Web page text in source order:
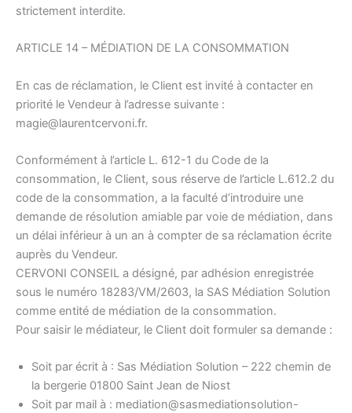
strictement interdite.
ARTICLE 14 – MÉDIATION DE LA CONSOMMATION
En cas de réclamation, le Client est invité à contacter en
priorité le Vendeur à l’adresse suivante :
magie@laurentcervoni.fr.
Conformément à l’article L. 612-1 du Code de la
consommation, le Client, sous réserve de l’article L.612.2 du
code de la consommation, a la faculté d’introduire une
demande de résolution amiable par voie de médiation, dans
un délai inférieur à un an à compter de sa réclamation écrite
auprès du Vendeur.
CERVONI CONSEIL a désigné, par adhésion enregistrée
sous le numéro 18283/VM/2603, la SAS Médiation Solution
comme entité de médiation de la consommation.
Pour saisir le médiateur, le Client doit formuler sa demande :
Soit par écrit à : Sas Médiation Solution – 222 chemin de
la bergerie 01800 Saint Jean de Niost
Soit par mail à : mediation@sasmediationsolution-